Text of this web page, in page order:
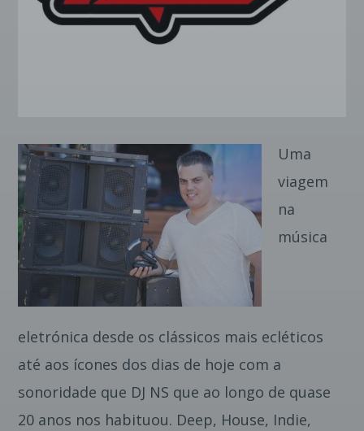
Pinterest
Uma
viagem
na
música
eletrónica desde os clássicos mais ecléticos
até aos ícones dos dias de hoje com a
sonoridade que DJ NS que ao longo de quase
20 anos nos habituou. Deep, House, Indie,